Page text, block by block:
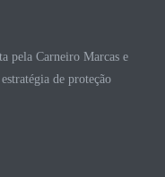
pela Carneiro Marcas e
de proteção